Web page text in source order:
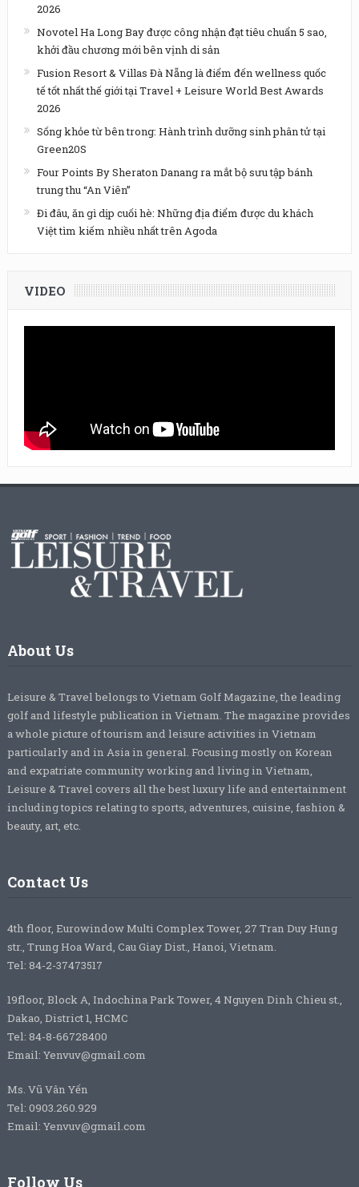
2026
Novotel Ha Long Bay được công nhận đạt tiêu chuẩn 5 sao,
khởi đầu chương mới bên vịnh di sản
Fusion Resort & Villas Đà Nẵng là điểm đến wellness quốc
tế tốt nhất thế giới tại Travel + Leisure World Best Awards
2026
Sống khỏe từ bên trong: Hành trình dưỡng sinh phân tử tại
Green20S
Four Points By Sheraton Danang ra mắt bộ sưu tập bánh
trung thu “An Viên”
Đi đâu, ăn gì dịp cuối hè: Những địa điểm được du khách
Việt tìm kiếm nhiều nhất trên Agoda
VIDEO
About Us
Leisure & Travel belongs to Vietnam Golf Magazine, the leading
golf and lifestyle publication in Vietnam. The magazine provides
a whole picture of tourism and leisure activities in Vietnam
particularly and in Asia in general. Focusing mostly on Korean
and expatriate community working and living in Vietnam,
Leisure & Travel covers all the best luxury life and entertainment
including topics relating to sports, adventures, cuisine, fashion &
beauty, art, etc.
Contact Us
4th floor, Eurowindow Multi Complex Tower, 27 Tran Duy Hung
str., Trung Hoa Ward, Cau Giay Dist., Hanoi, Vietnam.
Tel: 84-2-37473517
19floor, Block A, Indochina Park Tower, 4 Nguyen Dinh Chieu st.,
Dakao, District 1, HCMC
Tel: 84-8-66728400
Email: Yenvuv@gmail.com
Ms. Vũ Vân Yến
Tel: 0903.260.929
Email: Yenvuv@gmail.com
Follow Us